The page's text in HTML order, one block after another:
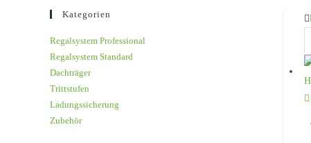
Kategorien
Regalsystem Professional
Regalsystem Standard
Dachträger
Trittstufen
Ladungssicherung
Zubehör